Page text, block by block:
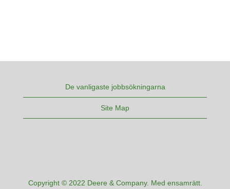
De vanligaste jobbsökningarna
Site Map
Copyright © 2022 Deere & Company. Med ensamrätt.